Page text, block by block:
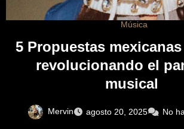
Música
5 Propuestas
revolucionando el
musical
Mervin agosto 20, 2025 No